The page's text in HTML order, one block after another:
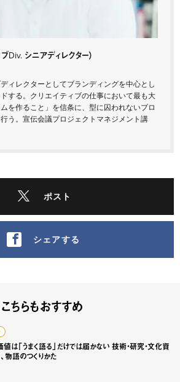
ブDiv. シニアディレクター）
ィレクターとしてブランディングを中心とし
する。クリエイティブの仕事において最も大
を作ること」を信条に、型に囚われないプロ
う。宣伝会議プロジェクトマネジメント講
ポスト
シェアする
こちらもおすすめ
値は「うまく語る」だけでは届かない 技術・研究・文化資
物語のつくりかた
く語る」だけでは届かない 技術・研